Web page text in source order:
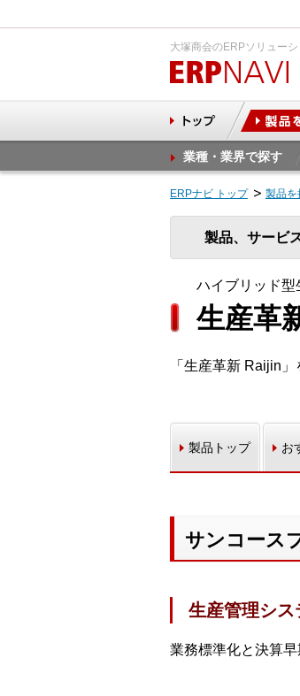
大塚商会のERPソリュー
業種・業界で探す
ERPナビ トップ 製品を
製品、サービ
ハイブリッド型
生産革
「生産革新 Raijin
製品トップ お
サンコース
生産管理シス
業務標準化と決算